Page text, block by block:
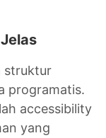
struktur
programatis.
accessibility
yang